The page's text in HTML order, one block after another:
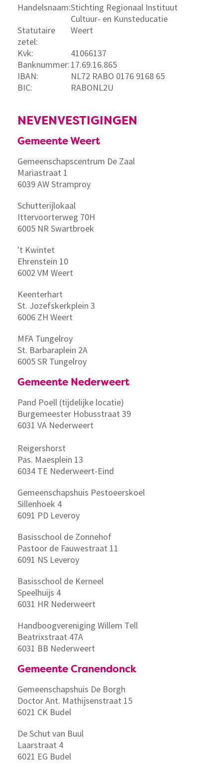
Handelsnaam:Stichting Regionaal Instituut
Cultuur- en Kunsteducatie
Statutaire
zetel:
Weert
Kvk:
41066137
Banknummer:17.69.16.865
IBAN:
NL72 RABO 0176 9168 65
BIC:
RABONL2U
NEVENVESTIGINGEN
Gemeente Weert
Gemeenschapscentrum De Zaal
Mariastraat 1
6039 AW Stramproy
Schutterijlokaal
Ittervoorterweg 70H
6005 NR Swartbroek
't Kwintet
Ehrenstein 10
6002 VM Weert
Keenterhart
St. Jozefskerkplein 3
6006 ZH Weert
MFA Tungelroy
St. Barbaraplein 2A
6005 SR Tungelroy
Gemeente Nederweert
Pand Poell (tijdelijke locatie)
Burgemeester Hobusstraat 39
6031 VA Nederweert
Reigershorst
Pas. Maesplein 13
6034 TE Nederweert-Eind
Gemeenschapshuis Pestoeerskoel
Sillenhoek 4
6091 PD Leveroy
Basisschool de Zonnehof
Pastoor de Fauwestraat 11
6091 NS Leveroy
Basisschool de Kerneel
Speelhuijs 4
6031 HR Nederweert
Handboogvereniging Willem Tell
Beatrixstraat 47A
6031 BB Nederweert
Gemeente Cranendonck
Gemeenschapshuis De Borgh
Doctor Ant. Mathijsenstraat 15
6021 CK Budel
De Schut van Buul
Laarstraat 4
6021 EG Budel